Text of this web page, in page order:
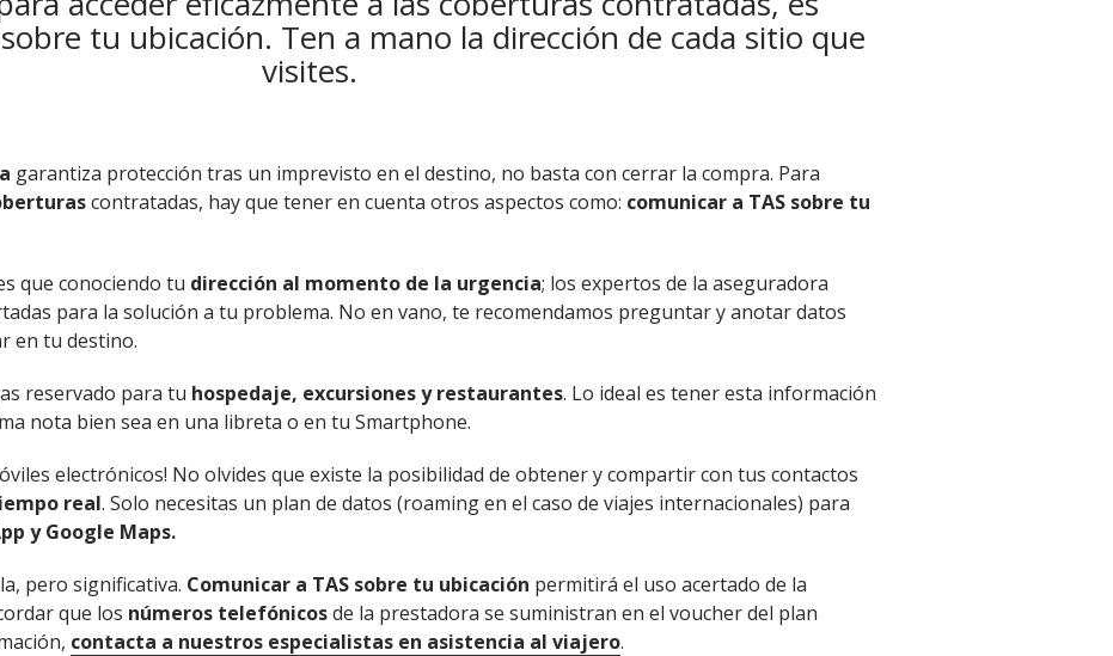
tu ubicación. Ten a mano la dirección de cada sitio que
visites.
garantiza protección tras un imprevisto en el destino, no basta con cerrar la compra. Para
contratadas, hay que tener en cuenta otros aspectos como: comunicar a TAS sobre tu
que conociendo tu dirección al momento de la urgencia; los expertos de la aseguradora
para la solución a tu problema. No en vano, te recomendamos preguntar y anotar datos
en tu destino.
reservado para tu hospedaje, excursiones y restaurantes. Lo ideal es tener esta información
nota bien sea en una libreta o en tu Smartphone.
electrónicos! No olvides que existe la posibilidad de obtener y compartir con tus contactos
real. Solo necesitas un plan de datos (roaming en el caso de viajes internacionales) para
y Google Maps.
pero significativa. Comunicar a TAS sobre tu ubicación permitirá el uso acertado de la
que los números telefónicosde la prestadora se suministran en el voucher del plan
contacta a nuestros especialistas en asistencia al viajero.